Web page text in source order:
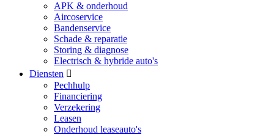
APK & onderhoud
Aircoservice
Bandenservice
Schade & reparatie
Storing & diagnose
Electrisch & hybride auto's
Diensten
Pechhulp
Financiering
Verzekering
Leasen
Onderhoud leaseauto's